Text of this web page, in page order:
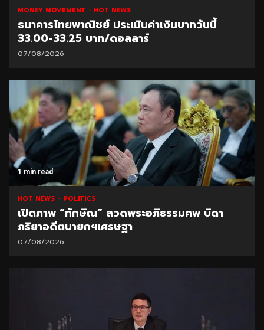
MONEY MOVEMENT HOT NEWS
ธนาคารไทยพาณิชย์ ประเมินค่าเงินบาทวันนี้
33.00-33.25 บาท/ดอลลาร์
07/08/2026
1 min read
HOT NEWS POLITICS
เปิดภาพ “ทักษิณ” สวดพระอภิธรรมศพ บิดา
ภริยาอดีตนายกฯเศรษฐา
07/08/2026